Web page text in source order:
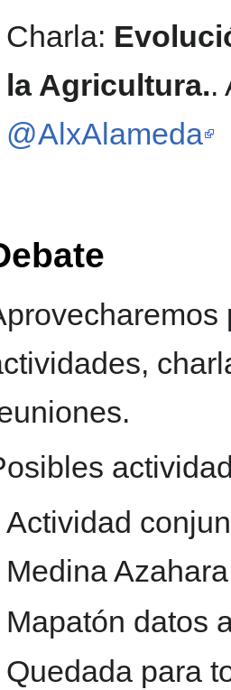
Charla:
la Agricultura..
@AlxAlameda
Actividad
Medina
Mapatón datos
Quedada para